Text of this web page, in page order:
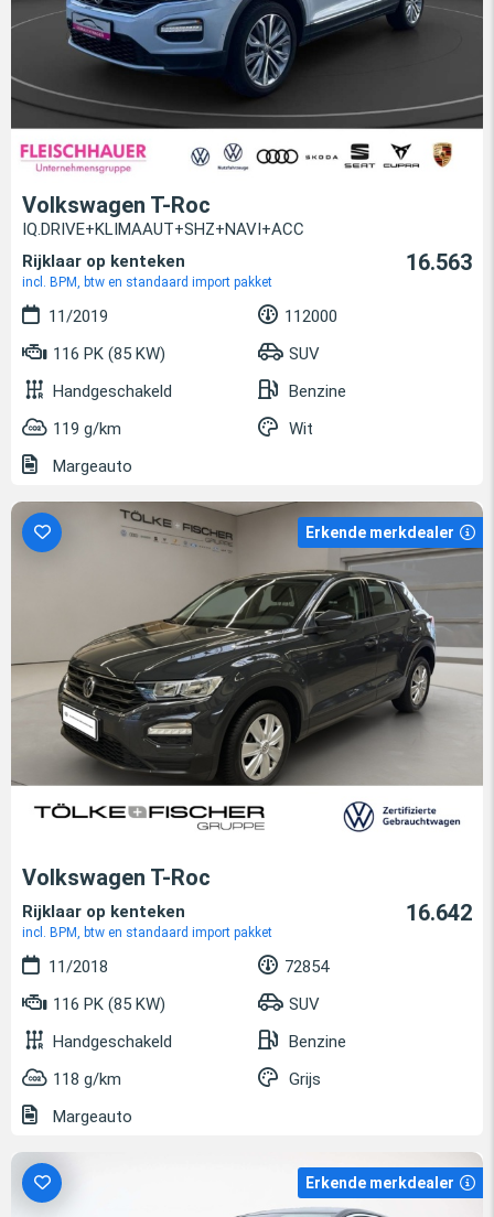
Volkswagen T-Roc
IQ.DRIVE+KLIMAAUT+SHZ+NAVI+ACC
Rijklaar op kenteken
incl. BPM, btw en standaard import pakket
16.563
11/2019
112000
116 PK (85 KW)
SUV
Handgeschakeld
Benzine
119 g/km
Wit
Margeauto
Erkende merkdealer
Volkswagen T-Roc
Rijklaar op kenteken
incl. BPM, btw en standaard import pakket
16.642
11/2018
72854
116 PK (85 KW)
SUV
Handgeschakeld
Benzine
118 g/km
Grijs
Margeauto
Erkende merkdealer